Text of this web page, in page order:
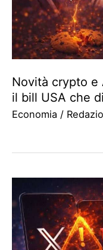
Novità crypto e
il bill USA che
Economia /